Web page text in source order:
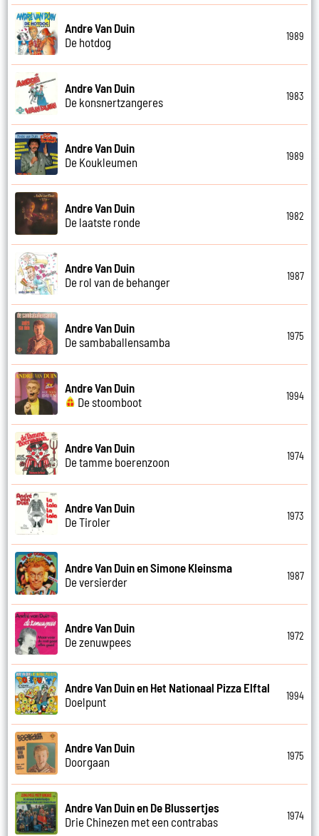
Andre Van Duin
De hotdog
1989
Andre Van Duin
De konsnertzangeres
1983
Andre Van Duin
De Koukleumen
1989
Andre Van Duin
De laatste ronde
1982
Andre Van Duin
De rol van de behanger
1987
Andre Van Duin
De sambaballensamba
1975
Andre Van Duin
De stoomboot
1994
Andre Van Duin
De tamme boerenzoon
1974
Andre Van Duin
De Tiroler
1973
Andre Van Duin en Simone Kleinsma
De versierder
1987
Andre Van Duin
De zenuwpees
1972
Andre Van Duin en Het Nationaal Pizza Elftal
Doelpunt
1994
Andre Van Duin
Doorgaan
1975
Andre Van Duin en De Blussertjes
Drie Chinezen met een contrabas
1974